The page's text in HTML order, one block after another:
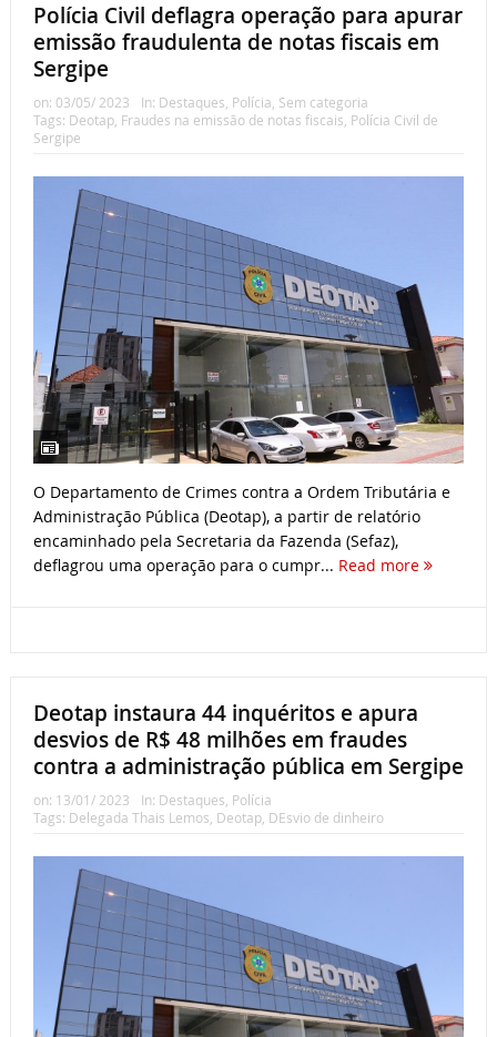
Polícia Civil deflagra operação para apurar
emissão fraudulenta de notas fiscais em
Sergipe
on: 03/05/ 2023 In: Destaques Polícia Sem categoria
Tags: Deotap, Fraudes na emissão de notas fiscais Polícia Civil de
Sergipe
O Departamento de Crimes contra a Ordem Tributária e
Administração Pública (Deotap), a partir de relatório
encaminhado pela Secretaria da Fazenda (Sefaz),
deflagrou uma operação para o cumpr... Read more
Deotap instaura 44 inquéritos e apura
desvios de R$ 48 milhões em fraudes
contra a administração pública em Sergipe
on: 13/01/ 2023 In: Destaques Polícia
Tags: Delegada Thais Lemos Deotap, DEsvio de dinheiro